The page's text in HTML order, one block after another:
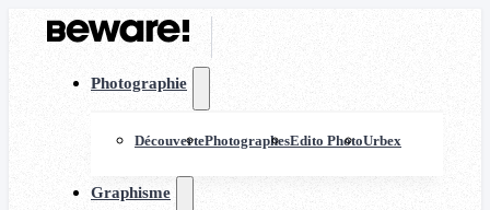
Photographie
DécouvertePhotographesEdito PhotoUrbex
Graphisme